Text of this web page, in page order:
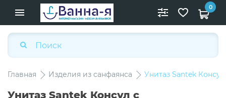
0
Главная Изделия из санфаянса Унитаз Santek
Унитаз Santek Консул с